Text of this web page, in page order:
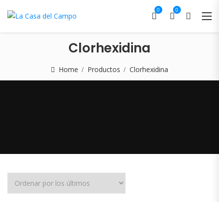
0 0
Clorhexidina
Home Productos Clorhexidina